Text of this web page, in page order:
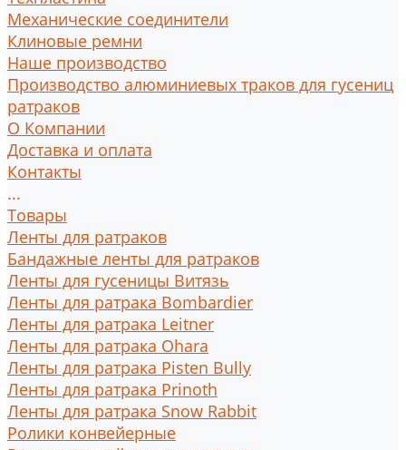
Механические соединители
Клиновые ремни
Наше производство
Производство алюминиевых траков для гусениц
ратраков
О Компании
Доставка и оплата
Контакты
...
Товары
Ленты для ратраков
Бандажные ленты для ратраков
Ленты для гусеницы Витязь
Ленты для ратрака Bombardier
Ленты для ратрака Leitner
Ленты для ратрака Ohara
Ленты для ратрака Pisten Bully
Ленты для ратрака Prinoth
Ленты для ратрака Snow Rabbit
Ролики конвейерные